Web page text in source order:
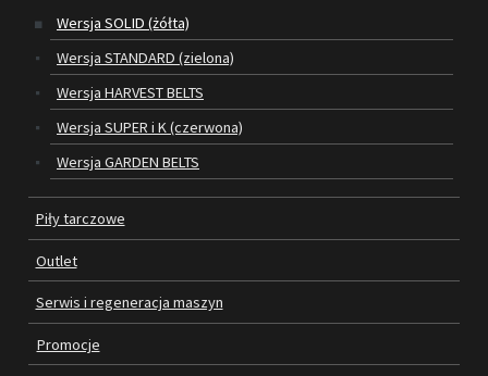
SILNIKI ELEKTRYCZNE
PIŁY TARCZOWE
OUTLET
SERWIS I REGENERACJA MASZYN
PROMOCJE
REGULAMIN
KATALOGI
OBRABIARKI DO DREWNA
Wersja SOLID (żółta)
Wersja STANDARD (zielona)
Wersja HARVEST BELTS
Wersja SUPER i K (czerwona)
Wersja GARDEN BELTS
Piły tarczowe
Outlet
Serwis i regeneracja maszyn
Promocje